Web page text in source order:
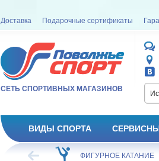
Доставка Подарочные сертификаты
СЕТЬ СПОРТИВНЫХ МАГАЗИНОВ
ВИДЫ СПОРТА
ХОККЕЙ ФИГУРНОЕ КАТАНИЕ